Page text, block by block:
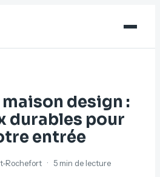
design :
durables pour
entrée
Rochefort · 5 min de lecture